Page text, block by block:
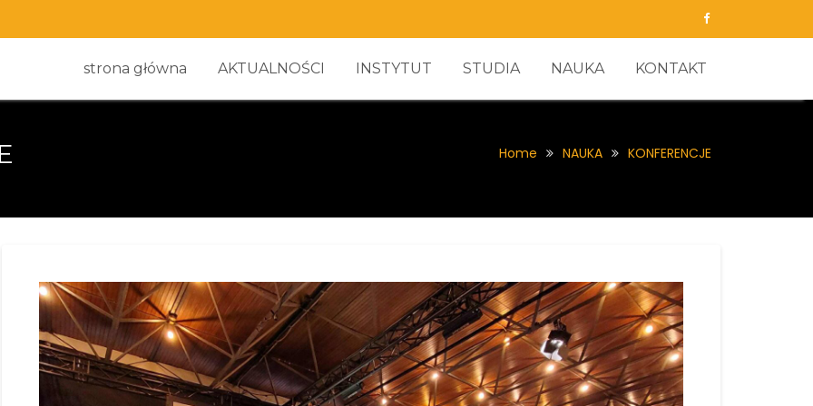
strona główna AKTUALNOŚCI INSTYTUT STUDIA NAUKA KONTAKT
Home NAUKA KONFERENCJE